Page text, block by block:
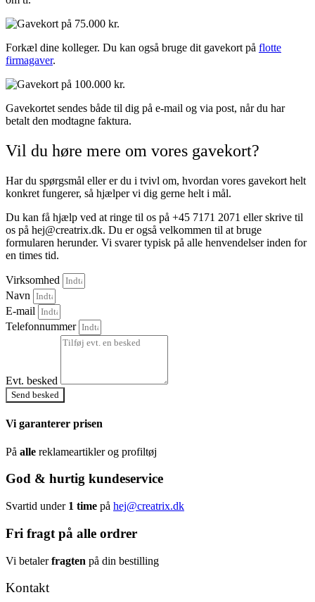
Forkæl dine kolleger. Du kan også bruge dit gavekort på flotte
firmagaver.
Gavekortet sendes både til dig på e-mail og via post, når du har
betalt den modtagne faktura.
Vil du høre mere om vores gavekort?
Har du spørgsmål eller er du i tvivl om, hvordan vores gavekort helt
konkret fungerer, så hjælper vi dig gerne helt i mål.
Du kan få hjælp ved at ringe til os på +45 7171 2071 eller skrive til
os på hej@creatrix.dk. Du er også velkommen til at bruge
formularen herunder. Vi svarer typisk på alle henvendelser inden for
en times tid.
Virksomhed
Navn
E-mail
Telefonnummer
Evt. besked
Send besked
Vi garanterer prisen
På alle reklameartikler og profiltøj
God & hurtig kundeservice
Svartid under 1 time på hej@creatrix.dk
Fri fragt på alle ordrer
Vi betalerfragten på din bestilling
Kontakt